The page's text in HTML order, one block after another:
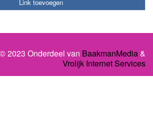
Link toevoegen
2023 Onderdeel van BaakmanMedia&
Vrolijk Internet Services